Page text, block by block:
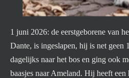
1 juni 2026: de eerstgeborene van
Dante, is ingeslapen, hij is net
dagelijks naar het bos en ging ook
baasjes naar Ameland. Hij heeft